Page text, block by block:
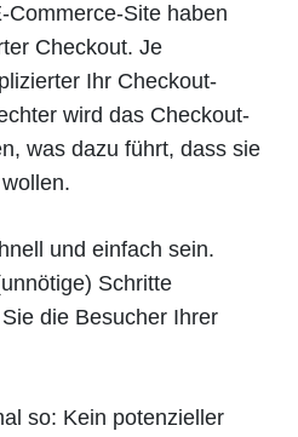
Commerce-Site haben
Checkout. Je
Ihr Checkout-
wird das Checkout-
was dazu führt, dass sie
und einfach sein.
Schritte
die Besucher Ihrer
so: Kein potenzieller